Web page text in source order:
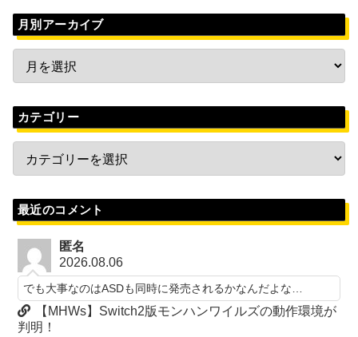
月別アーカイブ
カテゴリー
最近のコメント
匿名
2026.08.06
でも大事なのはASDも同時に発売されるかなんだよな…
【MHWs】Switch2版モンハンワイルズの動作環境が
判明！